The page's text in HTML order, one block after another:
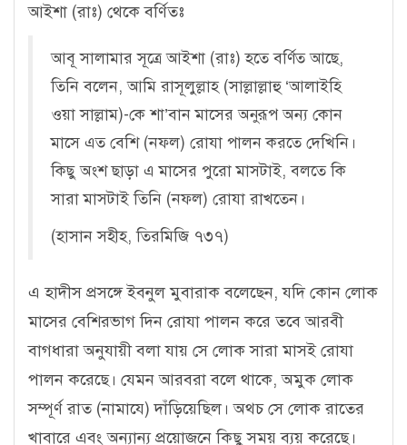
আইশা (রাঃ) থেকে বর্ণিতঃ
আবূ সালামার সূত্রে আইশা (রাঃ) হতে বর্ণিত আছে,
তিনি বলেন, আমি রাসূলুল্লাহ (সাল্লাল্লাহু ‘আলাইহি
ওয়া সাল্লাম)-কে শা’বান মাসের অনুরূপ অন্য কোন
মাসে এত বেশি (নফল) রোযা পালন করতে দেখিনি।
কিছু অংশ ছাড়া এ মাসের পুরো মাসটাই, বলতে কি
সারা মাসটাই তিনি (নফল) রোযা রাখতেন।
(হাসান সহীহ, তিরমিজি ৭৩৭)
এ হাদীস প্রসঙ্গে ইবনুল মুবারাক বলেছেন, যদি কোন লোক
মাসের বেশিরভাগ দিন রোযা পালন করে তবে আরবী
বাগধারা অনুযায়ী বলা যায় সে লোক সারা মাসই রোযা
পালন করেছে। যেমন আরবরা বলে থাকে, অমুক লোক
সম্পূর্ণ রাত (নামাযে) দাঁড়িয়েছিল। অথচ সে লোক রাতের
খাবারে এবং অন্যান্য প্রয়োজনে কিছু সময় ব্যয় করেছে।